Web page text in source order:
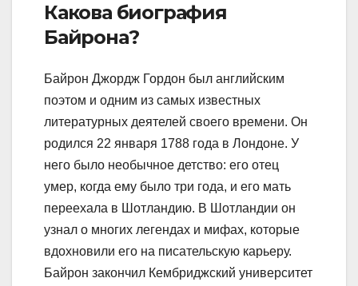
Какова биография
Байрона?
Байрон Джордж Гордон был английским
поэтом и одним из самых известных
литературных деятелей своего времени. Он
родился 22 января 1788 года в Лондоне. У
него было необычное детство: его отец
умер, когда ему было три года, и его мать
переехала в Шотландию. В Шотландии он
узнал о многих легендах и мифах, которые
вдохновили его на писательскую карьеру.
Байрон закончил Кембриджский университет